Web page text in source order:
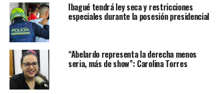
Ibagué tendrá ley seca y restricciones
especiales durante la posesión presidencial
“Abelardo representa la derecha menos
seria, más de show”: Carolina Torres